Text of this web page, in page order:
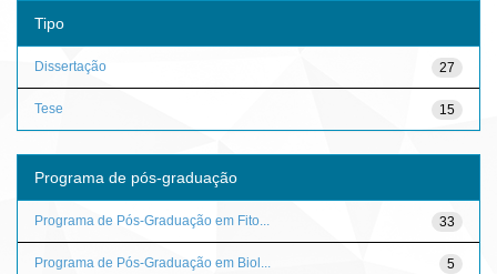
Tipo
27
Dissertação
15
Tese
Programa de pós-graduação
33
Programa de Pós-Graduação em Fito...
5
Programa de Pós-Graduação em Biol...